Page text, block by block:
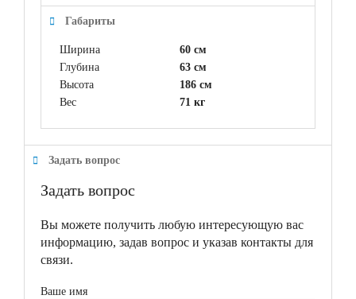
Габариты
Ширина
60 см
Глубина
63 см
Высота
186 см
Вес
71 кг
Задать вопрос
Задать вопрос
Вы можете получить любую интересующую вас
информацию, задав вопрос и указав контакты для
связи.
Ваше имя